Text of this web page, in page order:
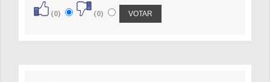
(0) (0)